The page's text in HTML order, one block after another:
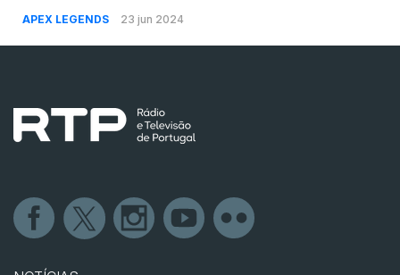
APEX LEGENDS 23 jun 2024